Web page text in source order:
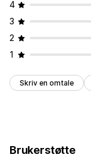
4
3
2
1
Skriv en omtale
Brukerstøtte